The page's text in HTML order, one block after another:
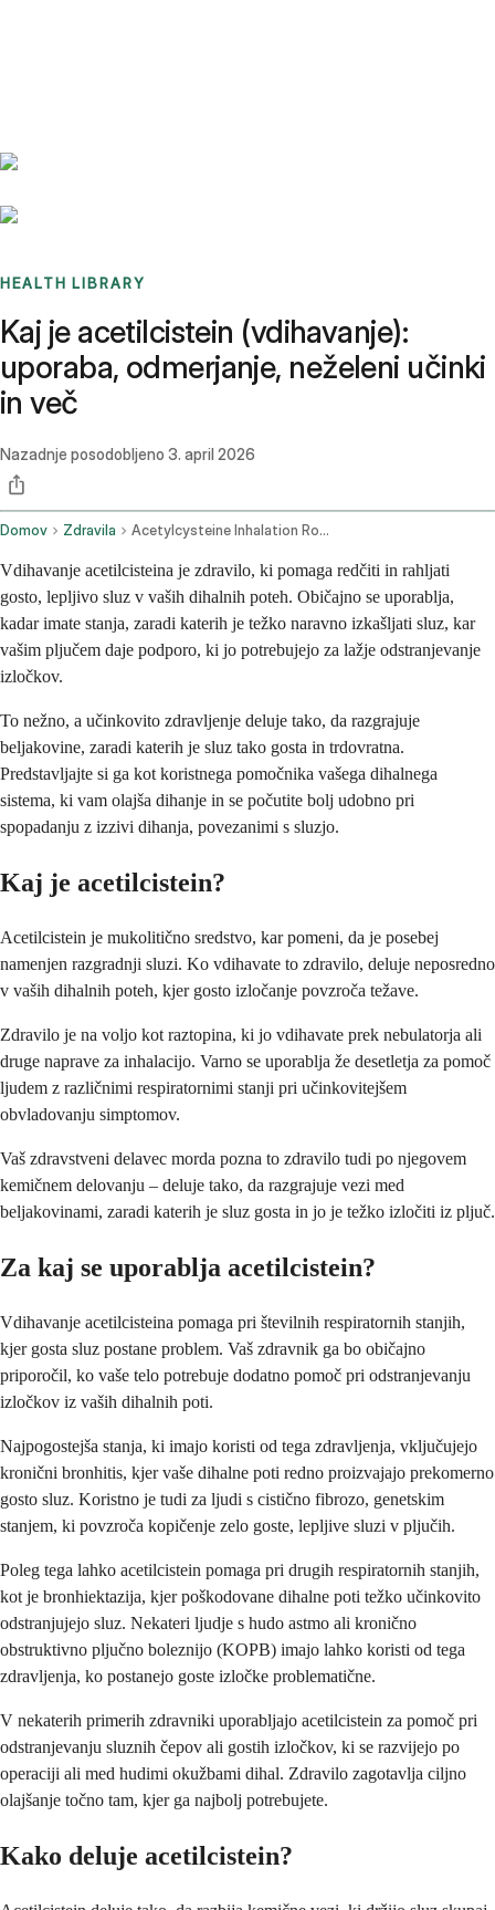
HEALTH LIBRARY
Kaj je acetilcistein (vdihavanje):
uporaba, odmerjanje, neželeni učinki
in več
Nazadnje posodobljeno 3. april 2026
Domov Zdravila Acetylcysteine Inhalation Route
Vdihavanje acetilcisteina je zdravilo, ki pomaga redčiti in rahljati
gosto, lepljivo sluz v vaših dihalnih poteh. Običajno se uporablja,
kadar imate stanja, zaradi katerih je težko naravno izkašljati sluz, kar
vašim pljučem daje podporo, ki jo potrebujejo za lažje odstranjevanje
izločkov.
To nežno, a učinkovito zdravljenje deluje tako, da razgrajuje
beljakovine, zaradi katerih je sluz tako gosta in trdovratna.
Predstavljajte si ga kot koristnega pomočnika vašega dihalnega
sistema, ki vam olajša dihanje in se počutite bolj udobno pri
spopadanju z izzivi dihanja, povezanimi s sluzjo.
Kaj je acetilcistein?
Acetilcistein je mukolitično sredstvo, kar pomeni, da je posebej
namenjen razgradnji sluzi. Ko vdihavate to zdravilo, deluje neposredno
v vaših dihalnih poteh, kjer gosto izločanje povzroča težave.
Zdravilo je na voljo kot raztopina, ki jo vdihavate prek nebulatorja ali
druge naprave za inhalacijo. Varno se uporablja že desetletja za pomoč
ljudem z različnimi respiratornimi stanji pri učinkovitejšem
obvladovanju simptomov.
Vaš zdravstveni delavec morda pozna to zdravilo tudi po njegovem
kemičnem delovanju – deluje tako, da razgrajuje vezi med
beljakovinami, zaradi katerih je sluz gosta in jo je težko izločiti iz pljuč.
Za kaj se uporablja acetilcistein?
Vdihavanje acetilcisteina pomaga pri številnih respiratornih stanjih,
kjer gosta sluz postane problem. Vaš zdravnik ga bo običajno
priporočil, ko vaše telo potrebuje dodatno pomoč pri odstranjevanju
izločkov iz vaših dihalnih poti.
Najpogostejša stanja, ki imajo koristi od tega zdravljenja, vključujejo
kronični bronhitis, kjer vaše dihalne poti redno proizvajajo prekomerno
gosto sluz. Koristno je tudi za ljudi s cistično fibrozo, genetskim
stanjem, ki povzroča kopičenje zelo goste, lepljive sluzi v pljučih.
Poleg tega lahko acetilcistein pomaga pri drugih respiratornih stanjih,
kot je bronhiektazija, kjer poškodovane dihalne poti težko učinkovito
odstranjujejo sluz. Nekateri ljudje s hudo astmo ali kronično
obstruktivno pljučno boleznijo (KOPB) imajo lahko koristi od tega
zdravljenja, ko postanejo goste izločke problematične.
V nekaterih primerih zdravniki uporabljajo acetilcistein za pomoč pri
odstranjevanju sluznih čepov ali gostih izločkov, ki se razvijejo po
operaciji ali med hudimi okužbami dihal. Zdravilo zagotavlja ciljno
olajšanje točno tam, kjer ga najbolj potrebujete.
Kako deluje acetilcistein?